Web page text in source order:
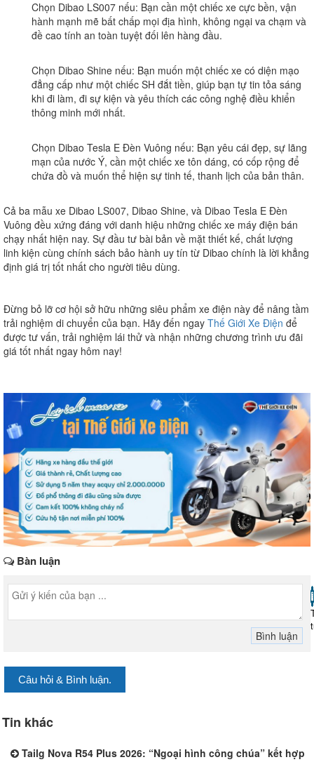
Chọn Dibao LS007 nếu: Bạn cần một chiếc xe cực bền, vận
hành mạnh mẽ bất chấp mọi địa hình, không ngại va chạm và
đề cao tính an toàn tuyệt đối lên hàng đầu.
Chọn Dibao Shine nếu: Bạn muốn một chiếc xe có diện mạo
đẳng cấp như một chiếc SH đắt tiền, giúp bạn tự tin tỏa sáng
khi đi làm, đi sự kiện và yêu thích các công nghệ điều khiển
thông minh mới nhất.
Chọn Dibao Tesla E Đèn Vuông nếu: Bạn yêu cái đẹp, sự lãng
mạn của nước Ý, cần một chiếc xe tôn dáng, có cốp rộng để
chứa đồ và muốn thể hiện sự tinh tế, thanh lịch của bản thân.
Cả ba mẫu xe Dibao LS007, Dibao Shine, và Dibao Tesla E Đèn
Vuông đều xứng đáng với danh hiệu những chiếc xe máy điện bán
chạy nhất hiện nay. Sự đầu tư bài bản về mặt thiết kế, chất lượng
linh kiện cùng chính sách bảo hành uy tín từ Dibao chính là lời khẳng
định giá trị tốt nhất cho người tiêu dùng.
Đừng bỏ lỡ cơ hội sở hữu những siêu phẩm xe điện này để nâng tầm
trải nghiệm di chuyển của bạn. Hãy đến ngay Thế Giới Xe Điện để
được tư vấn, trải nghiệm lái thử và nhận những chương trình ưu đãi
giá tốt nhất ngay hôm nay!
Bàn luận
Câu hỏi & Bình luận.
Tin khác
Tailg Nova R54 Plus 2026: “Ngoại hình công chúa” kết hợp